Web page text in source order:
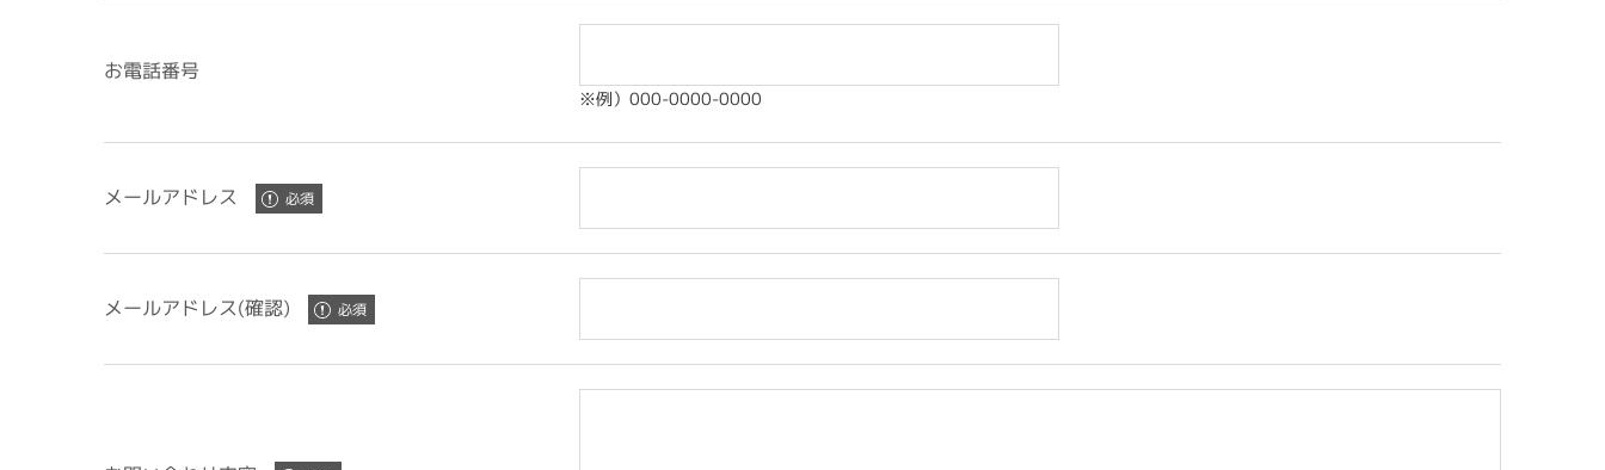
お電話番号
※例）000-0000-0000
メールアドレス
メールアドレス(確認)